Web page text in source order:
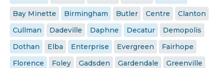
Bay Minette
Birmingham Butler Centre
Clanton
Cullman
Dadeville Daphne Decatur
Demopolis
Dothan
Elba Enterprise Evergreen
Fairhope
Florence
Foley Gadsden Gardendale
Greenville